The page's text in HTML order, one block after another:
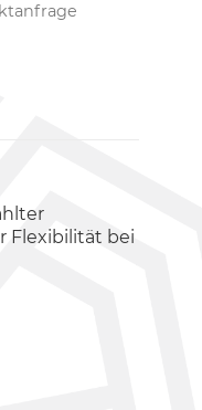
Flexibilität bei